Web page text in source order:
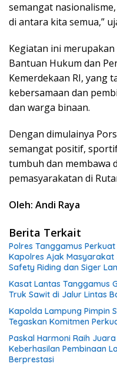
semangat
di antara kita semua,”
Kegiatan ini
Bantuan Hukum dan
Kemerdekaan RI, yang
kebersamaan dan
dan warga binaan.
Dengan dimulainya
semangat positif,
tumbuh dan membawa
pemasyarakatan di
Oleh: Andi Raya
Berita Terkait
Polres Tanggamus
Kapolres Ajak
Safety Riding dan Siger
Kasat Lantas Tanggamus
Truk Sawit di Jalur Lintas
Kapolda Lampung Pimpin
Tegaskan Komitmen
Paskal Harmoni Raih
Keberhasilan Pembinaan
Berprestasi